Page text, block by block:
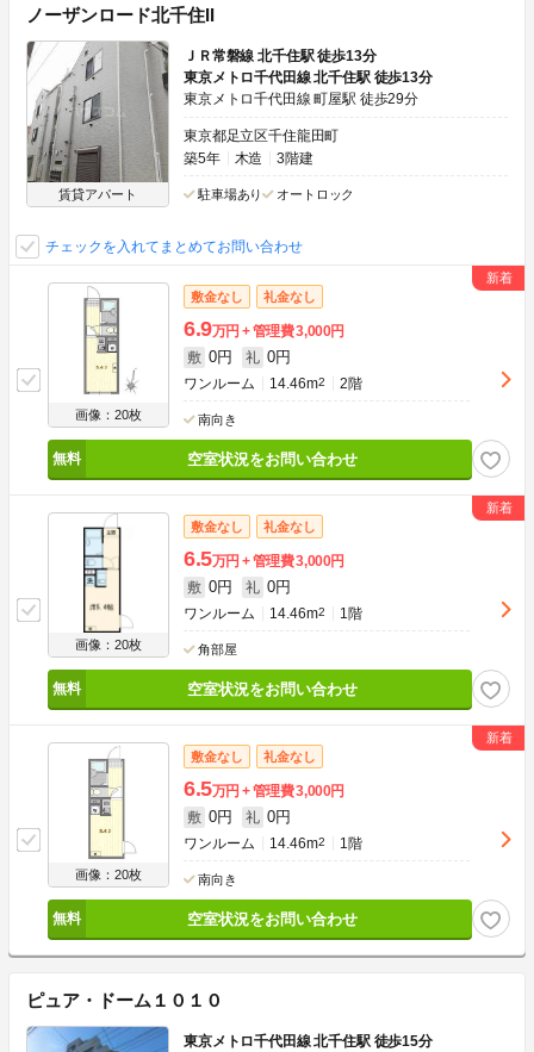
ノーザンロード北千住II
賃貸アパート
ＪＲ常磐線 北千住駅 徒歩13分
東京メトロ千代田線 北千住駅 徒歩13分
東京メトロ千代田線 町屋駅 徒歩29分
東京都足立区千住龍田町
築5年
木造 3階建
駐車場あり オートロック
チェックを入れてまとめてお問い合わせ
画像：20枚
敷金なし 礼金なし
6.9万円 管理費3,000円
敷 0円 礼 0円
ワンルーム 14.46m2 2階
南向き
空室状況をお問い合わせ
画像：20枚
敷金なし 礼金なし
6.5万円 管理費3,000円
敷 0円 礼 0円
ワンルーム 14.46m2 1階
角部屋
空室状況をお問い合わせ
画像：20枚
敷金なし 礼金なし
6.5万円 管理費3,000円
敷 0円 礼 0円
ワンルーム 14.46m2 1階
南向き
空室状況をお問い合わせ
ピュア・ドーム１０１０
東京メトロ千代田線 北千住駅 徒歩15分